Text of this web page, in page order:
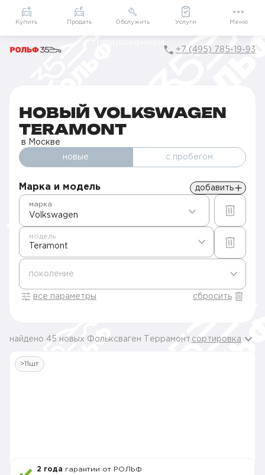
Приложение
Мой РОЛЬФ
Подарки внутри
+7 (495) 785-19-93
НОВЫЙ VOLKSWAGEN
TERAMONT
в Москве
новые с пробегом
Марка и модель добавить
Volkswagen
марка
Teramont
модель
поколение
все параметры сбросить
найдено 45 новых Фольксваген Террамонт сортировка
>11шт
2 года гарантии от РОЛЬФ
Купить Продать Обслужить Услуги Меню